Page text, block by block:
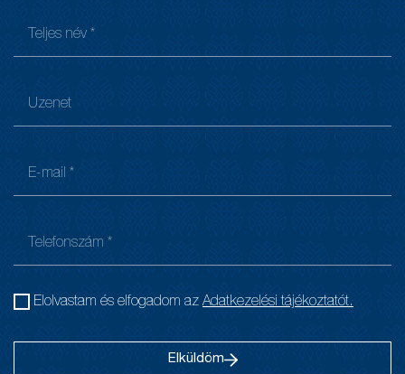
Elolvastam és elfogadom az Adatkezelési tájékoztatót.
Elküldöm